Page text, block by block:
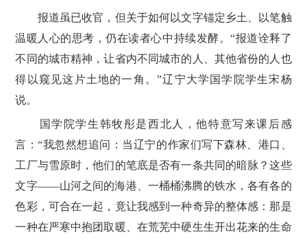
报道虽已收官，但关于如何以文字锚定乡土、以笔触
温暖人心的思考，仍在读者心中持续发酵。“报道诠释了
不同的城市精神，让省内不同城市的人、其他省份的人也
得以窥见这片土地的一角。”辽宁大学国学院学生宋杨
说。
国学院学生韩牧彤是西北人，他特意写来课后感
言：“我忽然想追问：当辽宁的作家们写下森林、港口、
工厂与雪原时，他们的笔底是否有一条共同的暗脉？这些
文字——山河之间的海港、一桶桶沸腾的铁水，各有各的
色彩，可合在一起，竟让我感到一种奇异的整体感：那是
一种在严寒中抱团取暖、在荒芜中硬生生开出花来的生命